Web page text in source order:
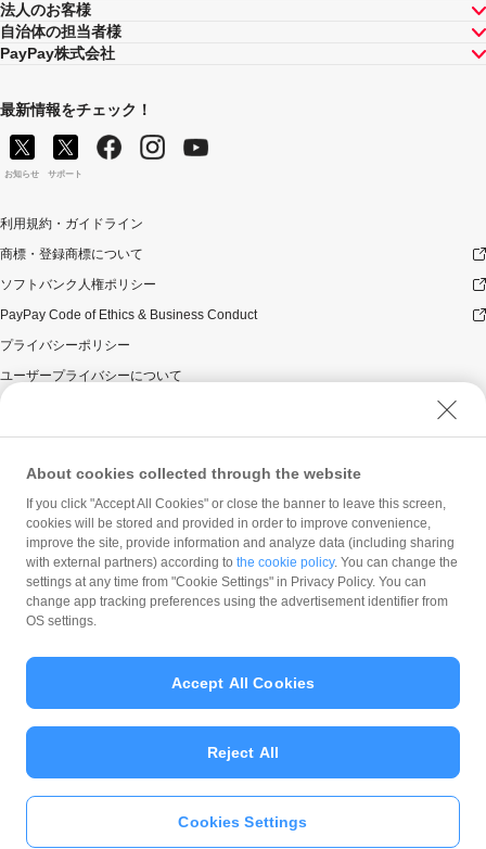
PayPayアプリをダウンロ
法人のお客様
自治体の担当者様
PayPay株式会社
最新情報をチェック！
お知らせ サポート
利用規約・ガイドライン
商標・登録商標について
ソフトバンク人権ポリシー
PayPay Code of Ethics & Business Conduct
プライバシーポリシー
ユーザープライバシーについて
ウェブサイト利用規約
反社会的勢力に対する方針
勧誘方針
マネロン等基本方針
カスタマーハラスメントに関する当社の考え方
© PayPay Corporation
About cookies collected through the website
If you click "Accept All Cookies" or close the banner to leave this screen,
cookies will be stored and provided in order to improve convenience,
improve the site, provide information and analyze data (including sharing
with external partners) according to the cookie policy. You can change the
settings at any time from "Cookie Settings" in Privacy Policy. You can
change app tracking preferences using the advertisement identifier from
OS settings.
Cookies Settings
Reject All
Accept All Cookies